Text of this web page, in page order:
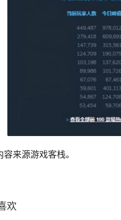
容来源游戏客栈。
欢